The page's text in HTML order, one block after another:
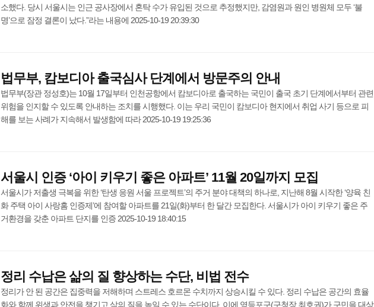
소했다. 당시 서울시는 인근 공사장에서 혼탁 수가 유입된 것으로 추정했지만, 감염원과 원인 병원체 모두 ‘불
명’으로 잠정 결론이 났다.”라는 내용에 2025-10-19 20:39:30
법무부, 캄보디아 출국심사 단계에서 방문주의 안내
법무부(장관 정성호)는 10월 17일부터 인천공항에서 캄보디아로 출국하는 국민이 출국 초기 단계에서부터 관련
위험을 인지할 수 있도록 안내하는 조치를 시행했다. 이는 우리 국민이 캄보디아 현지에서 취업 사기 등으로 피
해를 보는 사례가 지속해서 발생함에 따라 2025-10-19 19:25:36
서울시 인증 ‘아이 키우기 좋은 아파트’ 11월 20일까지 모집
서울시가 저출생 극복을 위한 ‘탄생 응원 서울 프로젝트’의 주거 분야 대책의 하나로, 지난해 8월 시작한 ‘양육 친
화 주택 아이 사랑홈 인증제’에 참여할 아파트를 21일(화)부터 한 달간 모집한다. 서울시가 아이 키우기 좋은 주
거환경을 갖춘 아파트 단지를 인증 2025-10-19 18:40:15
정리 수납은 삶의 질 향상하는 수단, 비법 전수
정리가 안 된 공간은 집중력을 저해하며 스트레스 호르몬 수치까지 상승시킬 수 있다. 정리 수납은 공간의 효율
화와 함께 위생과 안전을 챙기고 삶의 질을 높일 수 있는 수단이다. 이에 영등포구(구청장 최호권)가 구민을 대상